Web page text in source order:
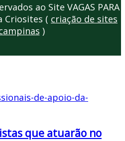
ao Site VAGAS PARA
Criosites ( criação de sites
)
que atuarão no